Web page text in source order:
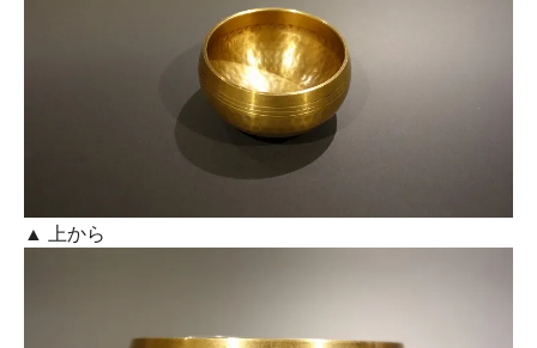
▲ 上から